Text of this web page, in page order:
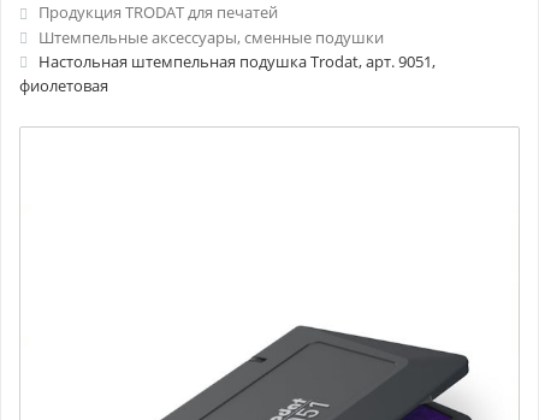
Продукция TRODAT для печатей
Штемпельные аксессуары, сменные подушки
Настольная штемпельная подушка Trodat, арт. 9051,
фиолетовая